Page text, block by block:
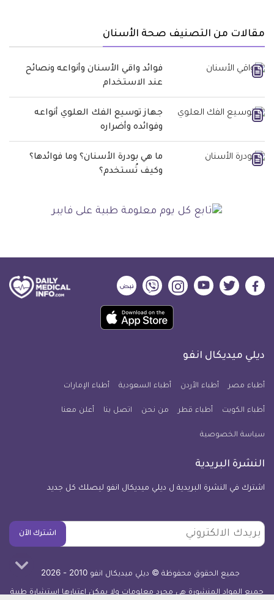
مقالات من التصنيف صحة الأسنان
فوائد واقي الأسنان وأنواعه ونصائح
عند الاستخدام
جهاز توسيع الفك العلوي أنواعه
وفوائده وأضراره
ما هي بودرة الأسنان؟ وما فوائدها؟
وكيف تُستخدم؟
ديلي
فيسبوك
ديلي
تويتر
ديلي
ميديكال
يوتيوب
ديلي
ميديكال
انفو
ديلي
ميديكال
انفو
ديلي
ميديكال
انفو
حمل
تطبيق
معلومة
للآيفون
ديلي ميديكال انفو
أطباء مصر أطباء الأردن أطباء السعودية أطباء الإمارات
أطباء الكويت أطباء قطر من نحن اتصل بنا أعلن معنا
سياسة الخصوصية
النشرة البريدية
اشترك في النشرة البريدية ل ديلي ميديكال انفو ليصلك كل جديد
بريدك
الالكتروني
اشترك الآن
جميع الحقوق محفوظة © ديلي ميديكال انفو 2010 - 2026
جميع المواد المنشورة هي مجرد معلومات ولا يمكن اعتبارها استشارة طبية